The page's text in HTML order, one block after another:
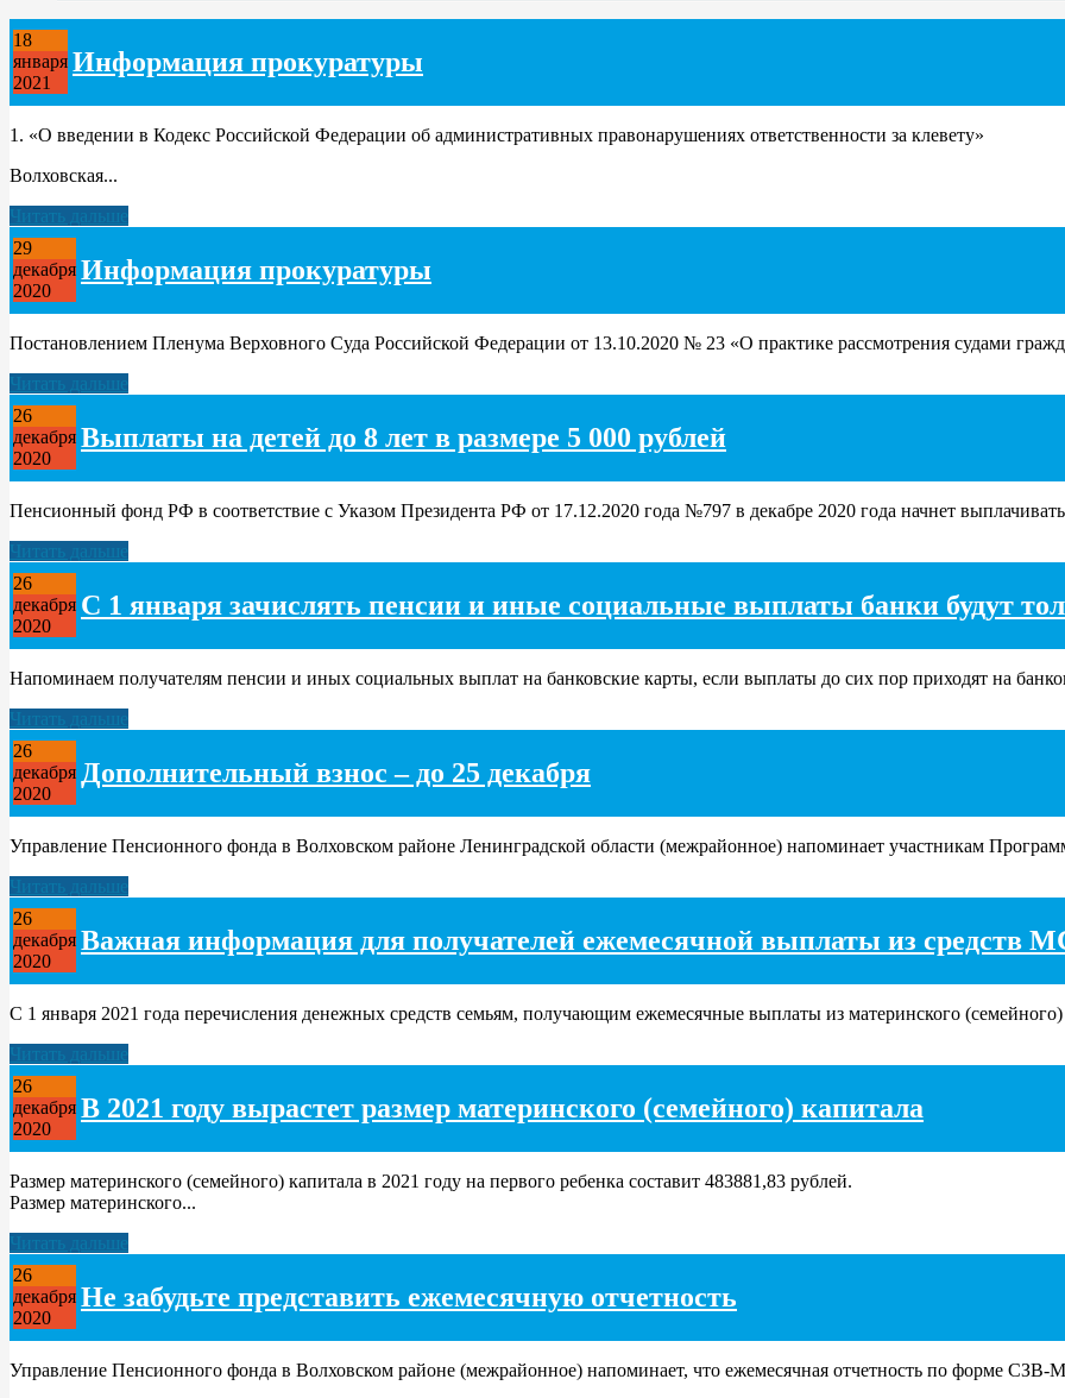
18
января
2021
Информация прокуратуры
1. «О введении в Кодекс Российской Федерации об административных правонарушениях ответственности за клевету»
Волховская...
Читать дальше
29
декабря
2020
Информация прокуратуры
Постановлением Пленума Верховного Суда Российской Федерации от 13.10.2020 № 23 «О практике рассмотрения судами
Читать дальше
26
декабря
2020
Выплаты на детей до 8 лет в размере 5 000 рублей
Пенсионный фонд РФ в соответствие с Указом Президента РФ от 17.12.2020 года №797 в декабре 2020 года начнет
Читать дальше
26
декабря
2020
С 1 января зачислять пенсии и иные социальные выплаты банки будут
Напоминаем получателям пенсии и иных социальных выплат на банковские карты, если выплаты до сих пор приходят на
Читать дальше
26
декабря
2020
Дополнительный взнос – до 25 декабря
Управление Пенсионного фонда в Волховском районе Ленинградской области (межрайонное) напоминает участникам
Читать дальше
26
декабря
2020
Важная информация для получателей ежемесячной выплаты из средств
С 1 января 2021 года перечисления денежных средств семьям, получающим ежемесячные выплаты из материнского (семейного)
Читать дальше
26
декабря
2020
В 2021 году вырастет размер материнского (семейного) капитала
Размер материнского (семейного) капитала в 2021 году на первого ребенка составит 483881,83 рублей.
Размер материнского...
Читать дальше
26
декабря
2020
Не забудьте представить ежемесячную отчетность
Управление Пенсионного фонда в Волховском районе (межрайонное) напоминает, что ежемесячная отчетность по форме СЗВ-М